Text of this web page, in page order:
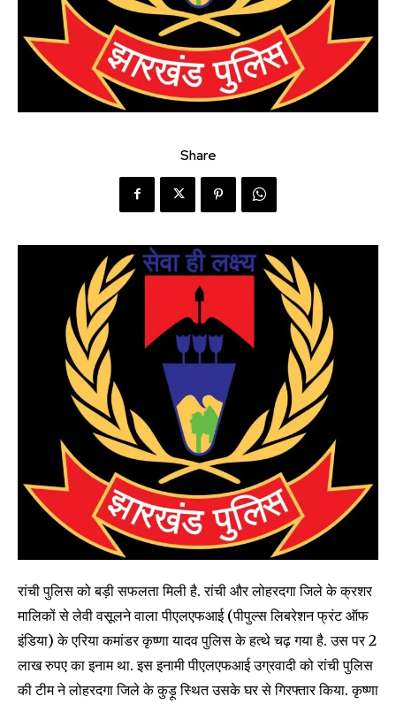
Share
रांची पुलिस को बड़ी सफलता मिली है. रांची और लोहरदगा जिले के क्रशर
मालिकों से लेवी वसूलने वाला पीएलएफआई (पीपुल्स लिबरेशन फ्रंट ऑफ
इंडिया) के एरिया कमांडर कृष्णा यादव पुलिस के हत्थे चढ़ गया है. उस पर 2
लाख रुपए का इनाम था. इस इनामी पीएलएफआई उग्रवादी को रांची पुलिस
की टीम ने लोहरदगा जिले के कुड़ू स्थित उसके घर से गिरफ्तार किया. कृष्णा